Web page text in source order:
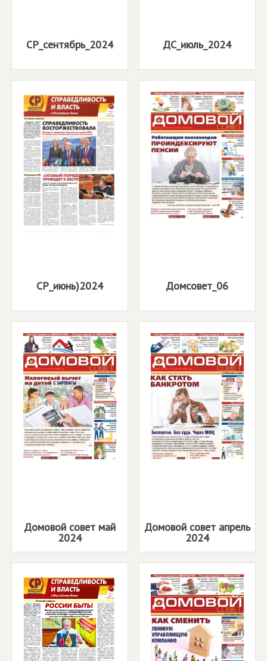
СР_сентябрь_2024 ДС_июль_2024
СР_июнь)2024 Домсовет_06
Домовой совет май
2024
Домовой совет апрель
2024